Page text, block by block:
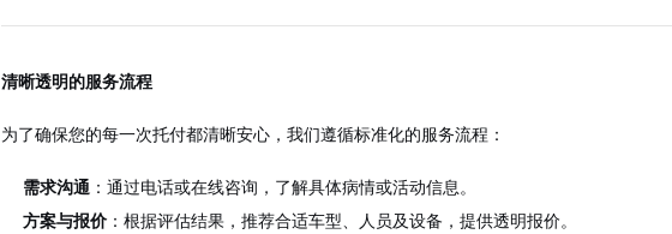
清晰透明的服务流程
为了确保您的每一次托付都清晰安心，我们遵循标准化的服务流程：
需求沟通 ：通过电话或在线咨询，了解具体病情或活动信息。
方案与报价 ：根据评估结果，推荐合适车型、人员及设备，提供透明报价。